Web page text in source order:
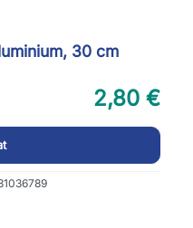
30 cm
2,80 €